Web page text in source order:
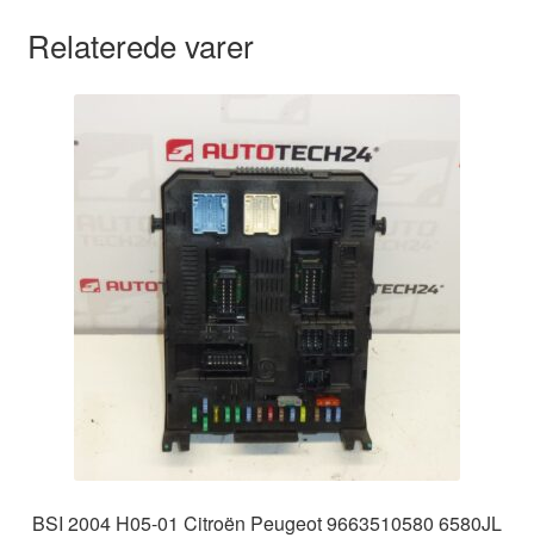
Relaterede varer
BSI 2004 H05-01 Citroën Peugeot 9663510580 6580JL